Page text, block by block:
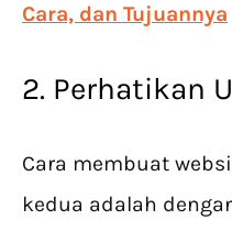
Cara, dan Tujuannya
2. Perhatikan
Cara membuat
kedua adalah